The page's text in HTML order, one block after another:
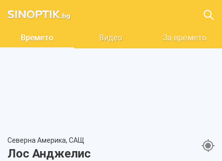
Времето Видео За времето
Северна Америка, САЩ
Лос Анджелис